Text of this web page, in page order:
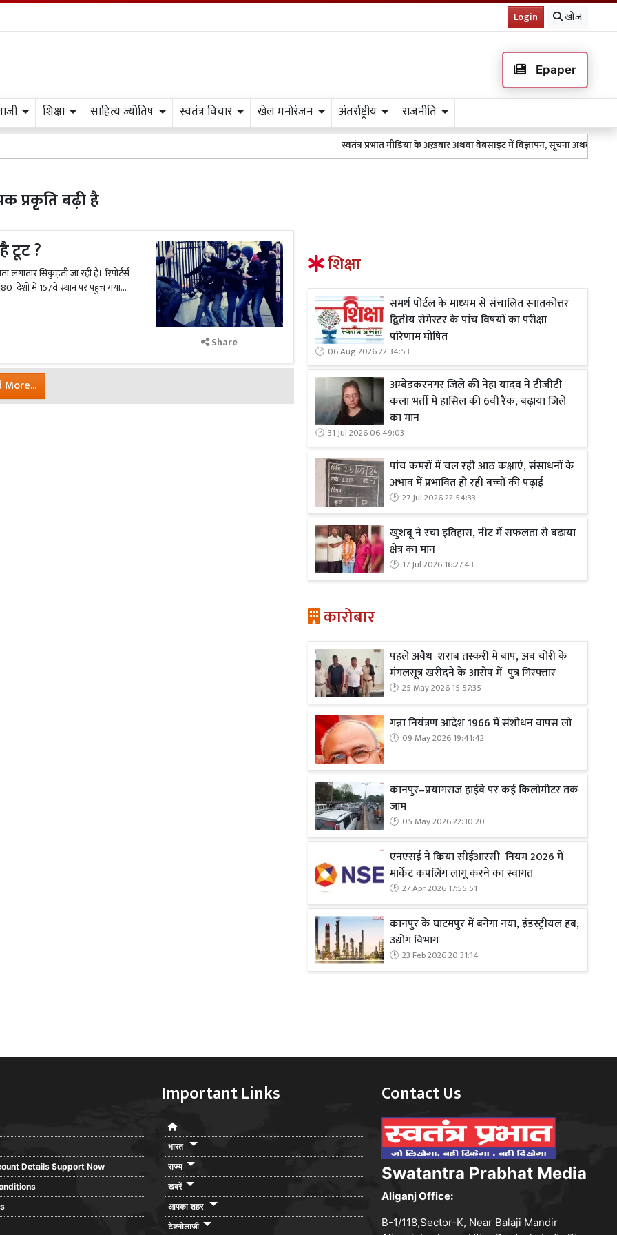
Login खोज
Epaper
शिक्षा साहित्य ज्योतिष स्वतंत्र विचार खेल मनोरंजन अंतर्राष्ट्रीय राजनीति
स्वतंत्र प्रभात मीडिया के अख़बार अथवा वेबसाइट में विज्ञापन, सूचना अथवा किसी
प्रकृति बढ़ी है
टूट ?
सिकुड़ती जा रही है। रिपोर्टर्स
देशों में 157वें स्थान पर पहुंच गया...
Share
More...
शिक्षा
समर्थ पोर्टल के माध्यम से संचालित स्नातकोत्तर
द्वितीय सेमेस्टर के पांच विषयों का परीक्षा
परिणाम घोषित
06 Aug 2026 22:34:53
अम्बेडकरनगर जिले की नेहा यादव ने टीजीटी
कला भर्ती में हासिल की 6वीं रैंक, बढ़ाया जिले
का मान
31 Jul 2026 06:49:03
पांच कमरों में चल रही आठ कक्षाएं, संसाधनों के
अभाव में प्रभावित हो रही बच्चों की पढ़ाई
27 Jul 2026 22:54:33
खुशबू ने रचा इतिहास, नीट में सफलता से बढ़ाया
क्षेत्र का मान
17 Jul 2026 16:27:43
कारोबार
पहले अवैध शराब तस्करी में बाप, अब चोरी के
मंगलसूत्र खरीदने के आरोप में पुत्र गिरफ्तार
25 May 2026 15:57:35
गन्ना नियंत्रण आदेश 1966 में संशोधन वापस लो
09 May 2026 19:41:42
कानपुर–प्रयागराज हाईवे पर कई किलोमीटर तक
जाम
05 May 2026 22:30:20
एनएसई ने किया सीईआरसी नियम 2026 में
मार्केट कपलिंग लागू करने का स्वागत
27 Apr 2026 17:55:51
कानपुर के घाटमपुर में बनेगा नया, इंडस्ट्रीयल हब,
उद्योग विभाग
23 Feb 2026 20:31:14
Details Support Now
Important Links
भारत
राज्य
खबरें
आपका शहर
टेक्नोलाजी
Contact Us
Swatantra Prabhat Media
Aliganj Office:
B-1/118,Sector-K, Near Balaji Mandir